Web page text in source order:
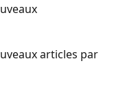
articles par